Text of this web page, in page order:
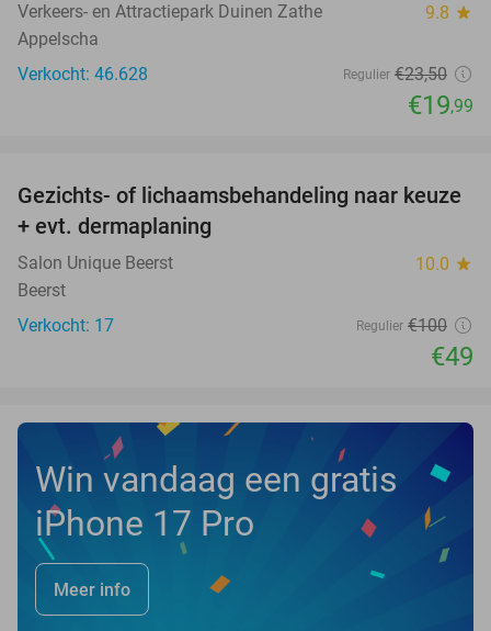
Verkeers- en Attractiepark Duinen Zathe 9.8 star
Appelscha
Verkocht: 46.628
Regulier €23,50
€19,99
51%
Gezichts- of lichaamsbehandeling naar keuze
+ evt. dermaplaning
Salon Unique Beerst 10.0 star
Beerst
Verkocht: 17
Regulier €100
€49
Win vandaag een gratis
iPhone 17 Pro
Meer info